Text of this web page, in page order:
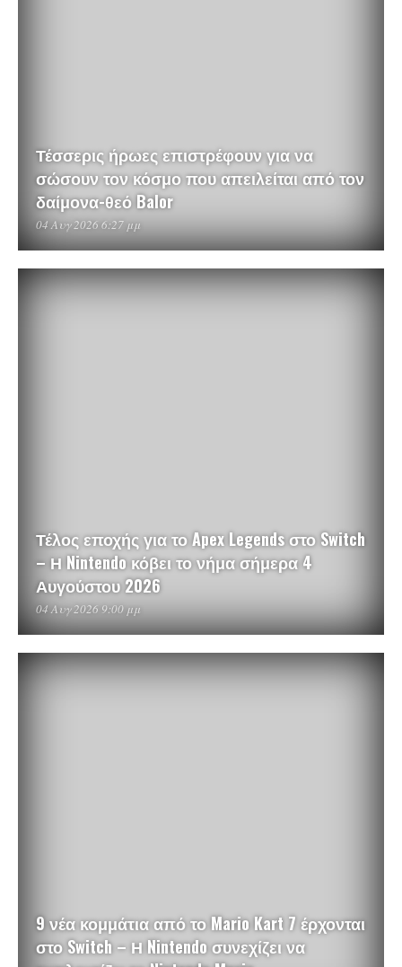
Τέσσερις ήρωες επιστρέφουν για να
σώσουν τον κόσμο που απειλείται από τον
δαίμονα-θεό Balor
04 Αυγ 2026 6:27 μμ
Τέλος εποχής για το Apex Legends στο Switch
– Η Nintendo κόβει το νήμα σήμερα 4
Αυγούστου 2026
04 Αυγ 2026 9:00 μμ
9 νέα κομμάτια από το Mario Kart 7 έρχονται
στο Switch – Η Nintendo συνεχίζει να